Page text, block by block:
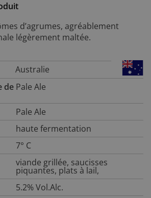
d’agrumes, agréablement
légèrement maltée.
Australie
de Pale Ale
Pale Ale
haute fermentation
7° C
viande grillée, saucisses
piquantes, plats à lail,
5.2% Vol.Alc.